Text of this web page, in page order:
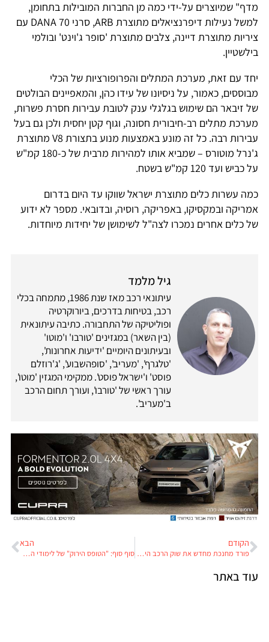
מדף" שמיוצרים על-ידי כמה מן החברות המובילות בתחומן,
למשל נעילות דיפרנציאלים מתוצרת ARB, סרני DANA 70 עם
ציריות מתוצרת דיינה, צלבים מתוצרת 'סופר ג'וינט' ובולמי
בילשטיין.
יחד עם זאת, מערכת המתלים והפרופורציות של הכלי
מבוססים, כאמור, על ניסיונו של עידו כהן, והמאפיינים הבולטים
של זיבאר הם שימוש בגלגלי ענק לטובת עבירות חסרת פשרות,
מערכת מתלים רב-חיבורית חסונה, וגוף קטן יחסית ולכן גם בעל
עבירות רבה. כל זה מונע באמצעות מנוע בתצורת V8 מתוצרת
ג'נרל מוטורס – שמביא אותו למהירות מרבית של כ-180 קמ"ש
על כביש ועד 120 קמ"ש בשטח.
כמה עשרות כלים מתוצרת ישראל שווקו עד היום בדרום
אמריקה ובמקסיקו, באפריקה, רוסיה, ובדובאי. מספר לא ידוע
של כלים אחרים נמכרו לצה"ל לשימושן של יחידות מיוחדות.
גיל מלמד
עיתונאי רכב מאז שנת 1986, מתמחה בכלי
רכב, בטיחות בדרכים, ביורוקרטיה
ופוליטיקה של התחבורה. כתיבה עיתונאית
(בין השאר) במגזינים 'טורבו' ו'מוטו'
ובעיתונים היומיים 'ידיעות אחרונות',
'טלגרף', 'מעריב', 'סופהשבוע', 'ג'רוזלם
פוסט' ו'ישראל פוסט'. ממקימי המגזין 'מוטו',
עורך ראשי של 'טורבו', ועורך תחום הרכב
ב'מעריב'.
הקודם
פורד מחנכת מחדש את שוק הרכב הישראלי
הבא
סוף סוף: "הטופס הירוק" של לימודי הנהיגה עבר לאינטרנט
עוד באתר